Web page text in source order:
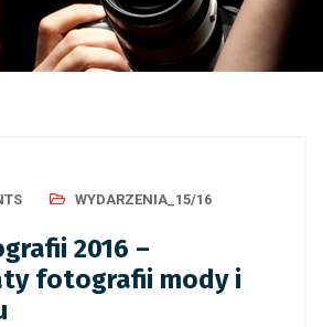
WYDARZENIA_15/16
2016 –
fotografii mody i